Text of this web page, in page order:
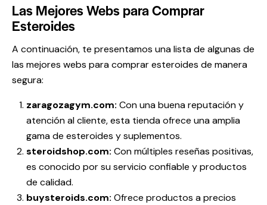
Las Mejores Webs para Comprar
Esteroides
A continuación, te presentamos una lista de algunas de
las mejores webs para comprar esteroides de manera
segura:
zaragozagym.com: Con una buena reputación y
atención al cliente, esta tienda ofrece una amplia
gama de esteroides y suplementos.
steroidshop.com: Con múltiples reseñas positivas,
es conocido por su servicio confiable y productos
de calidad.
buysteroids.com: Ofrece productos a precios